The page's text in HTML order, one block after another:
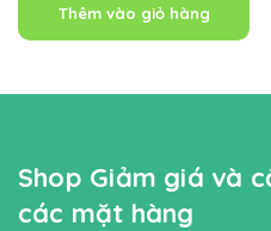
Thêm vào giỏ hàng
Shop Giảm giá và
các mặt hàng